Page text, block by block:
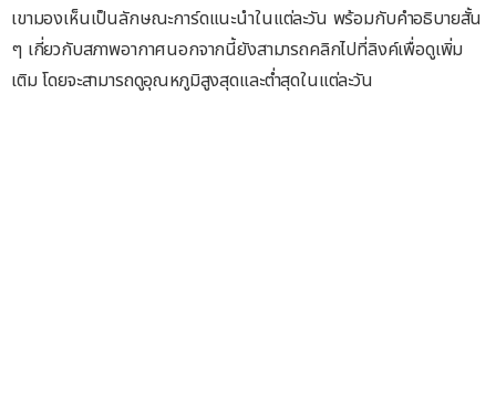
เขามองเห็นเป็นลักษณะการ์ดแนะนำในแต่ละวัน พร้อมกับคำอธิบายสั้น
ๆ เกี่ยวกับสภาพอากาศนอกจากนี้ยังสามารถคลิกไปที่ลิงค์เพื่อดูเพิ่ม
เติม โดยจะสามารถดูอุณหภูมิสูงสุดและต่ำสุดในแต่ละวัน